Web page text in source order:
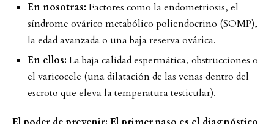
En nosotras: Factores como la endometriosis, el
síndrome ovárico metabólico poliendocrino (SOMP),
la edad avanzada o una baja reserva ovárica.
En ellos: La baja calidad espermática, obstrucciones o
el varicocele (una dilatación de las venas dentro del
escroto que eleva la temperatura testicular).